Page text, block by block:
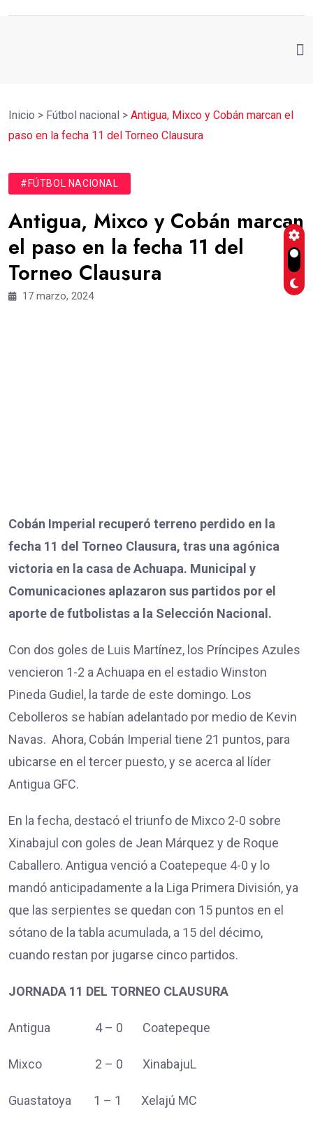
Inicio > Fútbol nacional > Antigua, Mixco y Cobán marcan el
paso en la fecha 11 del Torneo Clausura
#FÚTBOL NACIONAL
Antigua, Mixco y Cobán marcan
el paso en la fecha 11 del
Torneo Clausura
17 marzo, 2024
Cobán Imperial recuperó terreno perdido en la
fecha 11 del Torneo Clausura, tras una agónica
victoria en la casa de Achuapa. Municipal y
Comunicaciones aplazaron sus partidos por el
aporte de futbolistas a la Selección Nacional.
Con dos goles de Luis Martínez, los Príncipes Azules
vencieron 1-2 a Achuapa en el estadio Winston
Pineda Gudiel, la tarde de este domingo. Los
Cebolleros se habían adelantado por medio de Kevin
Navas. Ahora, Cobán Imperial tiene 21 puntos, para
ubicarse en el tercer puesto, y se acerca al líder
Antigua GFC.
En la fecha, destacó el triunfo de Mixco 2-0 sobre
Xinabajul con goles de Jean Márquez y de Roque
Caballero. Antigua venció a Coatepeque 4-0 y lo
mandó anticipadamente a la Liga Primera División, ya
que las serpientes se quedan con 15 puntos en el
sótano de la tabla acumulada, a 15 del décimo,
cuando restan por jugarse cinco partidos.
JORNADA 11 DEL TORNEO CLAUSURA
Antigua 4 – 0 Coatepeque
Mixco 2 – 0 XinabajuL
Guastatoya 1 – 1 Xelajú MC